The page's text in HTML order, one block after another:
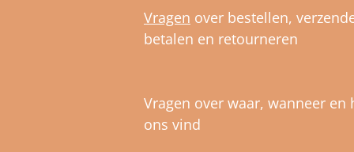
Vragen over bestellen, verz
betalen en retourneren
Vragen over waar, wanneer en
ons vind